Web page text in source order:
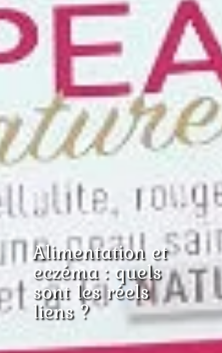
Alimentation et
eczéma : quels
sont les réels
liens ?